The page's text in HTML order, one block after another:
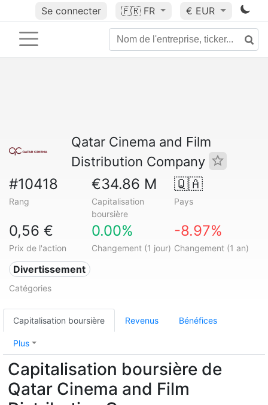
Se connecter 🇫🇷 FR € EUR
Qatar Cinema and Film
Distribution Company
#10418
Rang
€34.86 M
Capitalisation
boursière
🇶🇦
Pays
0,56 €
Prix de l'action
0.00%
Changement (1 jour)
-8.97%
Changement (1 an)
Divertissement
Catégories
Capitalisation boursière Revenus Bénéfices
Plus
Capitalisation boursière de
Qatar Cinema and Film